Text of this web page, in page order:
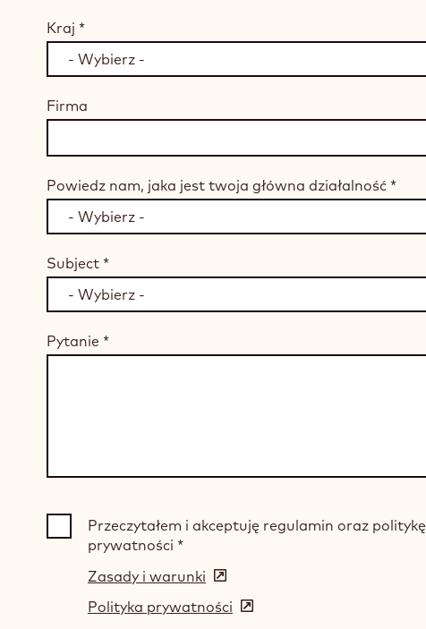
Kraj *
Firma
Powiedz nam, jaka jest twoja główna działalność *
Subject *
Pytanie *
Przeczytałem i akceptuję regulamin oraz politykę
prywatności *
Zasady i warunki (opens
a
Polityka prywatności (opens